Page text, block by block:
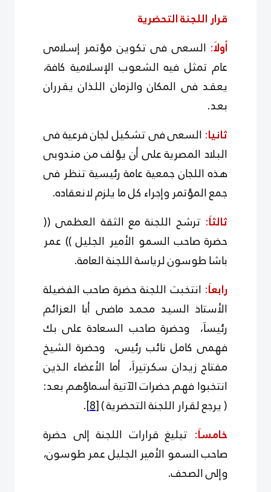
قرار اللجنة التحضرية
أولاَ: السعى فى تكوين مؤتمر إسلامى
عام تمثل فيه الشعوب الإسلامية كافة،
يعقد فى المكان والزمان اللذان يقرران
بعد.
ثانيا: السعى فى تشكيل لجان فرعية فى
البلاد المصرية على أن يؤلف من مندوبى
هذه اللجان جمعية عامة رئيسية تنظر فى
جمع المؤتمر وإجراء كل ما يلزم لانعقاده.
ثالثاَ: ترشح اللجنة مع الثقة العظمى ((
حضرة صاحب السمو الأمير الجليل )) عمر
باشا طوسون لرياسة اللجنة العامة.
رابعاَ: انتخبت اللجنة حضرة صاحب الفضيلة
الأستاذ السيد محمد ماضى أبا العزائم
رئيساَ، وحضرة صاحب السعادة على بك
فهمى كامل نائب رئيس، وحضرة الشيخ
مفتاح زيدان سكرتيراَ، أما الأعضاء الذين
انتخبوا فهم حضرات الآتية أسماؤهم بعد:
( يرجع لقرار اللجنة التحضرية )[8]
.
خامساَ: تبليغ قرارات اللجنة إلى حضرة
صاحب السمو الأمير الجليل عمر طوسون،
وإلى الصحف.